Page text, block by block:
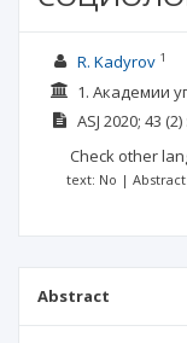
R. Kadyrov1
1. Академии
ASJ 2020; 43 (2)
Check other
text: No |
Abstract